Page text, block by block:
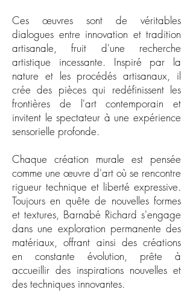
Ces œuvres sont de véritables
dialogues entre innovation et tradition
artisanale, fruit d'une recherche
artistique incessante. Inspiré par la
nature et les procédés artisanaux, il
crée des pièces qui redéfinissent les
frontières de l'art contemporain et
invitent le spectateur à une expérience
sensorielle profonde.
Chaque création murale est pensée
comme une œuvre d'art où se rencontre
rigueur technique et liberté expressive.
Toujours en quête de nouvelles formes
et textures, Barnabé Richard s'engage
dans une exploration permanente des
matériaux, offrant ainsi des créations
en constante évolution, prête à
accueillir des inspirations nouvelles et
des techniques innovantes.